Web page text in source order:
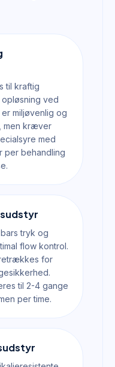
til kraftig
ved
miljøvenlig og
men kræver
med
per behandling
tryk og
flow kontrol.
for
til 2-4 gange
per time.